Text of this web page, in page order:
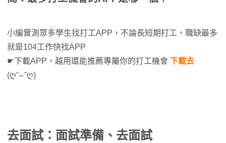
小編實測眾多學生找打工APP，不論長短期打工，職缺最多
就是104工作快找APP
☛下載APP，越用還能推薦專屬你的打工機會 下載去
(ღ˘⌣˘ღ)
去面試：面試準備、去面試